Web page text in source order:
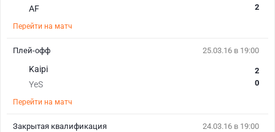
AF
2
Перейти на матч
25.03.16 в 19:00
Kaipi
YeS
2
0
Перейти на матч
Плей-офф
24.03.16 в 19:00
Закрытая квалификация